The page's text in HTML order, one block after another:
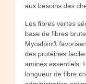
aux besoins des
Les fibres vertes
base de fibres
Myoalpin®
des protéines
aminés essentiels.
longueur de fibre